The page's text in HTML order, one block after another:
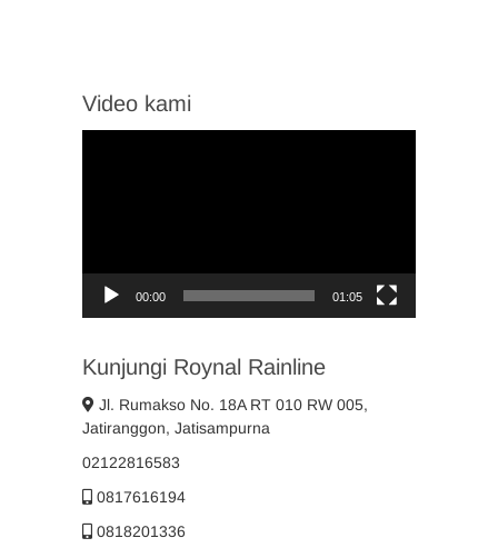
Video kami
00:00 01:05
Kunjungi Roynal Rainline
Jl. Rumakso No. 18A RT 010 RW 005,
Jatiranggon, Jatisampurna
02122816583
0817616194
0818201336